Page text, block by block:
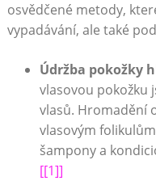
osvědčené metody,
vypadávání, ale také
Údržba pokožky
vlasovou pokožku
vlasů. Hromadění
vlasovým
šampony a
[[1]]